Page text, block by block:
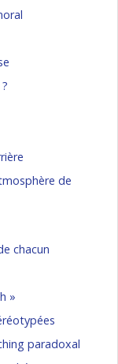
de
chacun
»
paradoxal